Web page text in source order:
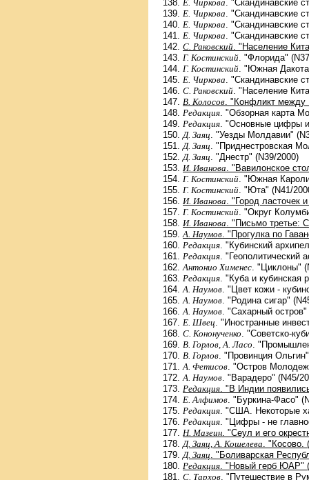
Е. Чиркова . "Скандинавские
Е. Чиркова . "Скандинавские
Е. Чиркова . "Скандинавские
Е. Чиркова . "Скандинавские
С. Раковский . "Население
Г. Костинский . "Флорида"
Г. Костинский . "Южная
Е. Чиркова . "Скандинавские
С. Раковский . "Население
В. Колосов . "Конфликт
Редакция . "Обзорная карта
Редакция . "Основные цифры
Д. Заяц . "Уезды Молдавии"
Д. Заяц . "Приднестровская
Д. Заяц . "Днестр" (N39/2000)
И. Иванова . "Вавилонское
Г. Костинский . "Южная
Г. Костинский . "Юта" (N41/
И. Иванова . "Город ласточек
Г. Костинский . "Округ
И. Иванова . "Письмо третье:
А. Наумов . "Прогулка по
Редакция . "Кубинский
Редакция . "Геополитический
Антонио Хименес . "Циклоны"
Редакция . "Куба и
А. Наумов . "Цвет кожи -
А. Наумов . "Родина сигар"
А. Наумов . "Сахарный
Е. Швец . "Иностранные
С. Кононученко . "Советско-
В. Горлов, А. Ласо .
В. Горлов . "Провинция
А. Фетисов . "Остров
А. Наумов . "Варадеро" (N45/
Редакция . "В Индии
Е. Алфимов . "Буркина-Фасо"
Редакция . "США. Некоторые
Редакция . "Цифры - не
Н. Мазеин . "Сеул и его
Д. Заяц, А. Кошелева .
Д. Заяц . "Боливарская
Редакция . "Новый герб ЮАР"
С. Тархов . "Путешествие в